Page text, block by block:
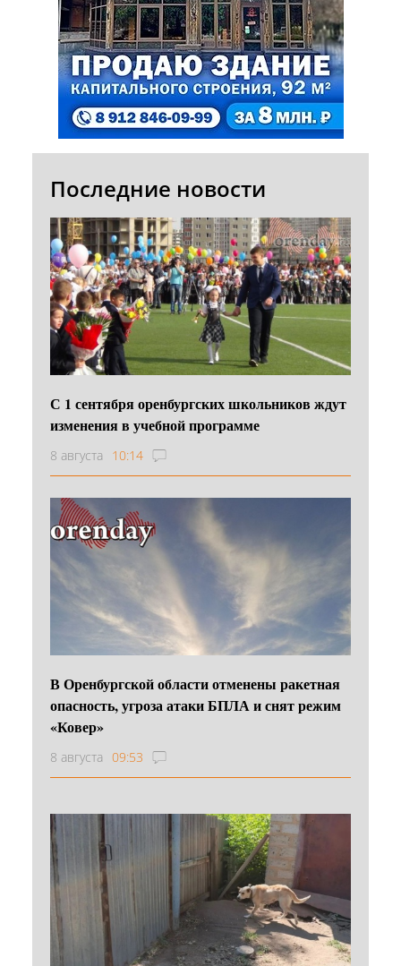
Последние новости
С 1 сентября оренбургских школьников ждут
изменения в учебной программе
8 августа 10:14
В Оренбургской области отменены ракетная
опасность, угроза атаки БПЛА и снят режим
«Ковер»
8 августа 09:53